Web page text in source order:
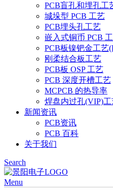
PCB盲孔和埋孔工
城垛型 PCB 工艺
PCB埋头孔工艺
嵌入式铜币 PCB
PCB板镍钯金工艺
刚柔结合板工艺
PCB板 OSP 工艺
PCB 深度开槽工艺
MCPCB 的热导率
焊盘内过孔(VIP)工
新闻资讯
PCB资讯
PCB 百科
关于我们
Search
Menu